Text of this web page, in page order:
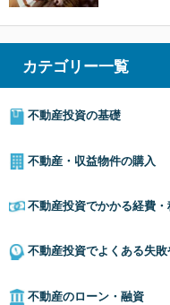
カテゴリー一覧
不動産投資の基礎
不動産・収益物件の購入
不動産投資でかかる経費
不動産投資でよくある失
不動産のローン・融資